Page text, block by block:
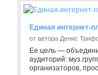
Единая интернет-
от автора Денис
Ее цель —
аудиторий:
организаторов,